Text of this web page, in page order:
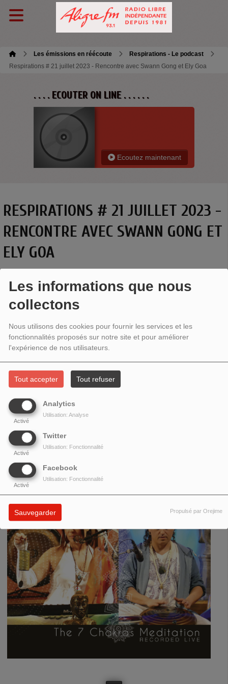
Les informations que nous
collectons
Nous utilisons des cookies pour fournir les services et les
fonctionnalités proposés sur notre site et pour améliorer
l'expérience de nos utilisateurs.
Tout accepter Tout refuser
Analytics
Activé
Utilisation: Analyse
Twitter
Activé
Utilisation: Fonctionnalité
Facebook
Activé
Utilisation: Fonctionnalité
Sauvegarder Propulsé par Orejime
Les émissions en réécoute
Respirations - Le podcast
Respirations # 21 juillet 2023 - Rencontre avec Swann Gong et Ely Goa
. . . . ECOUTER ON LINE . . . . . .
Ecoutez maintenant
RESPIRATIONS # 21 JUILLET 2023 -
RENCONTRE AVEC SWANN GONG ET
ELY GOA
Thème: Bains de gong et massages sonores.
Rencontre avec
Zen and sounds.